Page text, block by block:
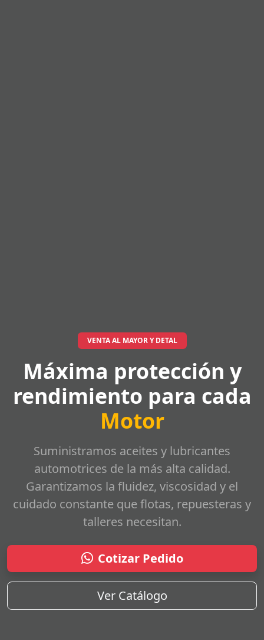
VENTA AL MAYOR Y DETAL
Máxima protección y
rendimiento para cada
Motor
Suministramos aceites y lubricantes
automotrices de la más alta calidad.
Garantizamos la fluidez, viscosidad y el
cuidado constante que flotas, repuesteras y
talleres necesitan.
Cotizar Pedido
Ver Catálogo